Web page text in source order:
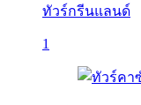
ทัวร์กรีนแลนด์
1